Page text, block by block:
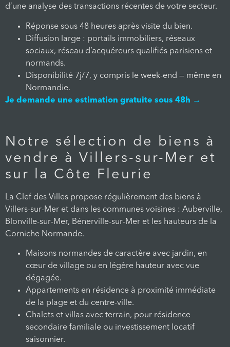
d’une analyse des transactions récentes de votre secteur.
Réponse sous 48 heures après visite du bien.
Diffusion large : portails immobiliers, réseaux
sociaux, réseau d’acquéreurs qualifiés parisiens et
normands.
Disponibilité 7j/7, y compris le week-end — même en
Normandie.
Je demande une estimation gratuite sous 48h →
Notre sélection de biens à
vendre à Villers-sur-Mer et
sur la Côte Fleurie
La Clef des Villes propose régulièrement des biens à
Villers-sur-Mer et dans les communes voisines : Auberville,
Blonville-sur-Mer, Bénerville-sur-Mer et les hauteurs de la
Corniche Normande.
Maisons normandes de caractère avec jardin, en
cœur de village ou en légère hauteur avec vue
dégagée.
Appartements en résidence à proximité immédiate
de la plage et du centre-ville.
Chalets et villas avec terrain, pour résidence
secondaire familiale ou investissement locatif
saisonnier.